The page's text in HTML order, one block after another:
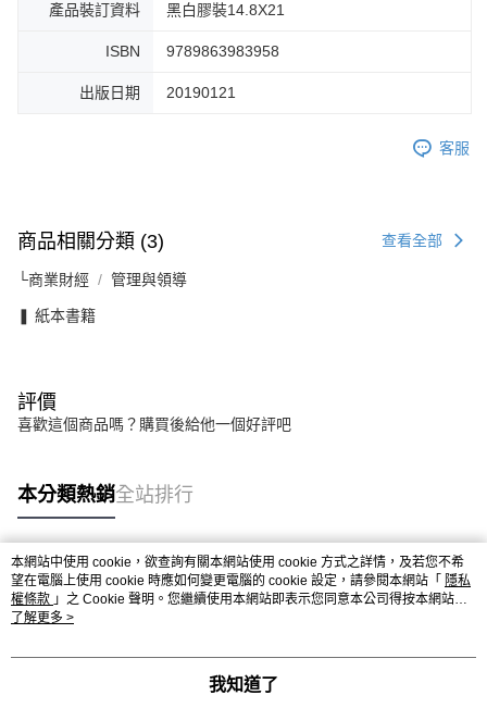
產品裝訂資料 黑白膠裝14.8X21
ISBN 9789863983958
出版日期 20190121
客服
商品相關分類 (3) 查看全部
└商業財經 管理與領導
❚ 紙本書籍
評價
喜歡這個商品嗎？購買後給他一個好評吧
本分類熱銷全站排行
熱門標籤
本網站中使用 cookie，欲查詢有關本網站使用 cookie 方式之詳情，及若您不希
望在電腦上使用 cookie 時應如何變更電腦的 cookie 設定，請參閱本網站「 隱私
權條款 」之 Cookie 聲明。您繼續使用本網站即表示您同意本公司得按本網站使
用條款之 Cookie 聲明使用 cookie。
了解更多 >
我知道了